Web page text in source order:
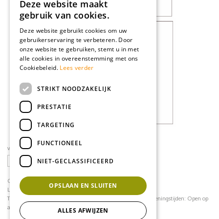
volg ons op social media
CONTACT
Loodijk 24
1243 JB 's Graveland
Telefoonnummer:
Openingstijden: Open op
afspraak
Deze website maakt
gebruik van cookies.
Deze website gebruikt cookies om uw
gebruikerservaring te verbeteren. Door
onze website te gebruiken, stemt u in met
alle cookies in overeenstemming met ons
Cookiebeleid. Lees verder
STRIKT NOODZAKELIJK
PRESTATIE
TARGETING
FUNCTIONEEL
NIET-GECLASSIFICEERD
OPSLAAN EN SLUITEN
ALLES AFWIJZEN